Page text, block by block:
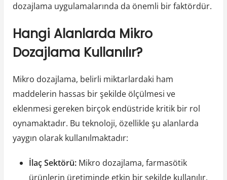
dozajlama uygulamalarında da önemli bir faktördür.
Hangi Alanlarda Mikro
Dozajlama Kullanılır?
Mikro dozajlama, belirli miktarlardaki ham
maddelerin hassas bir şekilde ölçülmesi ve
eklenmesi gereken birçok endüstride kritik bir rol
oynamaktadır. Bu teknoloji, özellikle şu alanlarda
yaygın olarak kullanılmaktadır:
İlaç Sektörü:Mikro dozajlama, farmasötik
ürünlerin üretiminde etkin bir şekilde kullanılır.